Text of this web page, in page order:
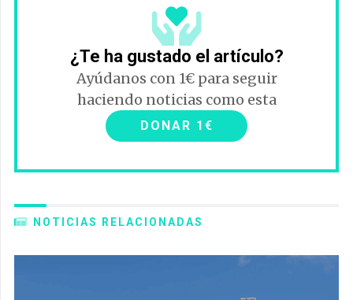
¿Te ha gustado el artículo?
Ayúdanos con 1€ para seguir
haciendo noticias como esta
DONAR 1€
NOTICIAS RELACIONADAS